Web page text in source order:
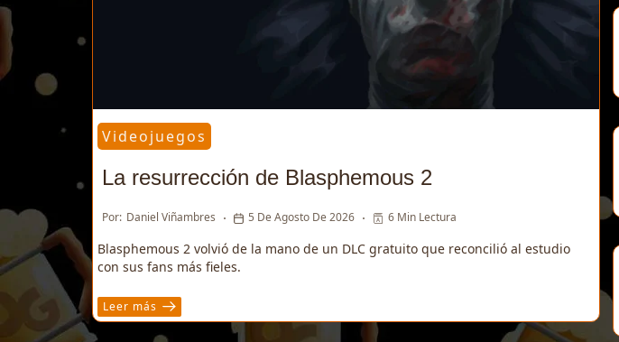
Videojuegos
La resurrección de Blasphemous 2
Por: Daniel Viñambres 5 De Agosto De 2026 6 Min Lectura
Blasphemous 2 volvió de la mano de un DLC gratuito que reconcilió al estudio
con sus fans más fieles.
Leer más